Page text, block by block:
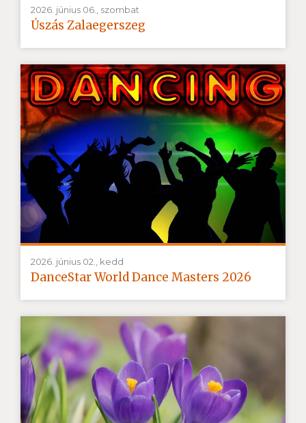
2026. június 06., szombat
Úszás Zalaegerszeg
2026. június 02., kedd
DanceStar World Dance Masters 2026